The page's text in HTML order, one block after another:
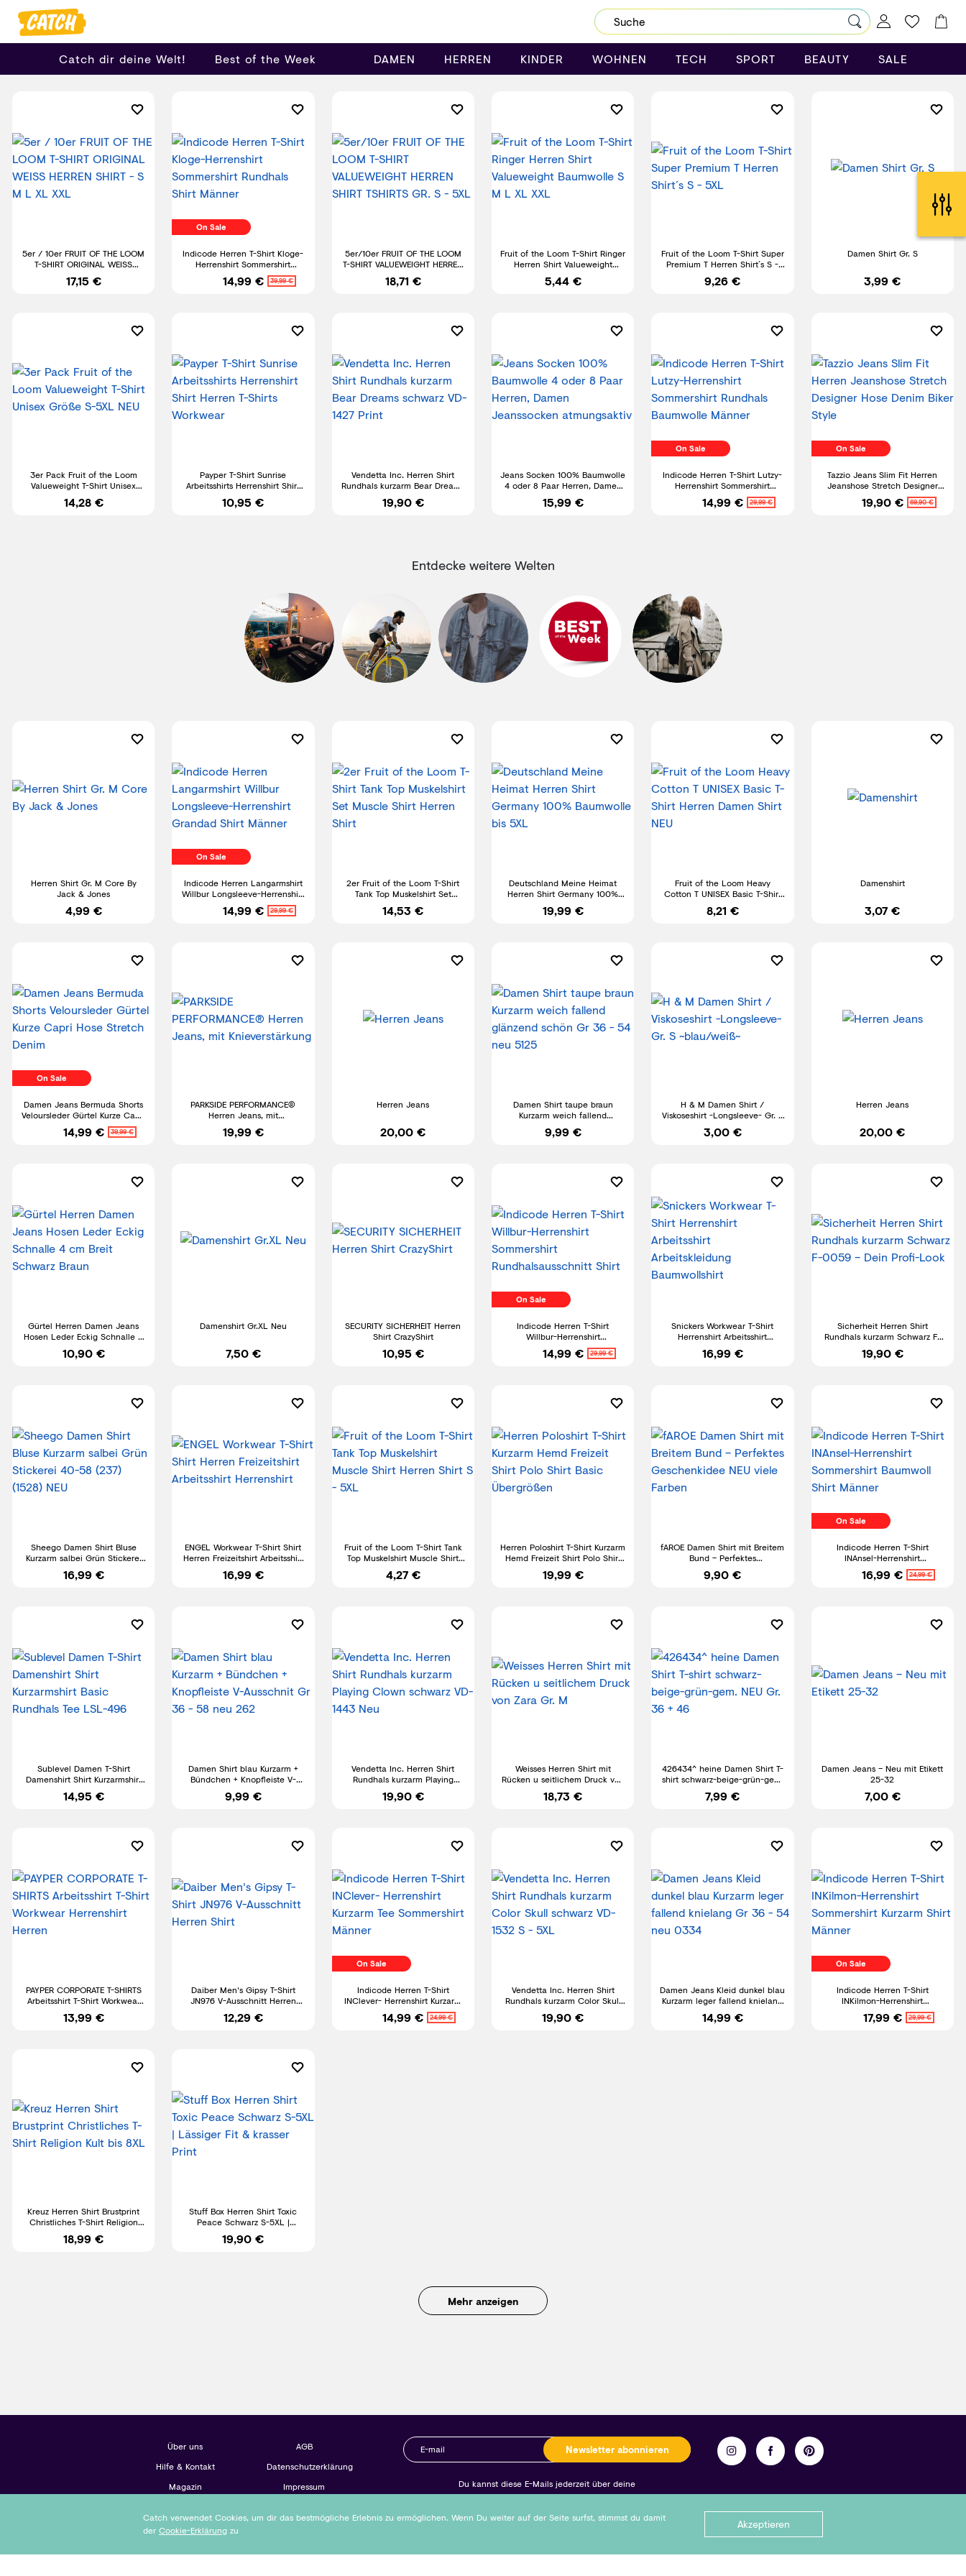
Catch dir deine Welt! Best of the Week DAMEN HERREN KINDER WOHNEN TECH SPORT BEAUTY SALE
5er / 10er FRUIT OF THE LOOM
T-SHIRT ORIGINAL WEISS
HERREN SHIRT - S M L XL XXL
17,15 €
On Sale
Indicode Herren T-Shirt Kloge-
Herrenshirt Sommershirt
Rundhals Shirt Männer
14,99 € 39,99 €
5er/10er FRUIT OF THE LOOM
T-SHIRT VALUEWEIGHT HERREN
SHIRT TSHIRTS GR. S - 5XL
18,71 €
Fruit of the Loom T-Shirt Ringer
Herren Shirt Valueweight
Baumwolle S M L XL XXL
5,44 €
Fruit of the Loom T-Shirt Super
Premium T Herren Shirt´s S -
5XL
9,26 €
Damen Shirt Gr. S
3,99 €
3er Pack Fruit of the Loom
Valueweight T-Shirt Unisex
Größe S-5XL NEU
14,28 €
Payper T-Shirt Sunrise
Arbeitsshirts Herrenshirt Shirt
Herren T-Shirts Workwear
10,95 €
Vendetta Inc. Herren Shirt
Rundhals kurzarm Bear Dreams
schwarz VD-1427 Print
19,90 €
Jeans Socken 100% Baumwolle
4 oder 8 Paar Herren, Damen
Jeanssocken atmungsaktiv
15,99 €
On Sale
Indicode Herren T-Shirt Lutzy-
Herrenshirt Sommershirt
Rundhals Baumwolle Männer
14,99 € 29,99 €
On Sale
Tazzio Jeans Slim Fit Herren
Jeanshose Stretch Designer
Hose Denim Biker Style
19,90 € 69,90 €
Entdecke weitere Welten
Herren Shirt Gr. M Core By
Jack & Jones
4,99 €
On Sale
Indicode Herren Langarmshirt
Willbur Longsleeve-Herrenshirt
Grandad Shirt Männer
14,99 € 29,99 €
2er Fruit of the Loom T-Shirt
Tank Top Muskelshirt Set
Muscle Shirt Herren Shirt
14,53 €
Deutschland Meine Heimat
Herren Shirt Germany 100%
Baumwolle bis 5XL
19,99 €
Fruit of the Loom Heavy
Cotton T UNISEX Basic T-Shirt
Herren Damen Shirt NEU
8,21 €
Damenshirt
3,07 €
On Sale
Damen Jeans Bermuda Shorts
Veloursleder Gürtel Kurze Capri
Hose Stretch Denim
14,99 € 39,99 €
PARKSIDE PERFORMANCE®
Herren Jeans, mit
Knieverstärkung
19,99 €
Herren Jeans
20,00 €
Damen Shirt taupe braun
Kurzarm weich fallend
glänzend schön Gr 36 - 54 neu
5125
9,99 €
H & M Damen Shirt /
Viskoseshirt -Longsleeve- Gr. S
~blau/weiß~
3,00 €
Herren Jeans
20,00 €
Gürtel Herren Damen Jeans
Hosen Leder Eckig Schnalle 4
cm Breit Schwarz Braun
10,90 €
Damenshirt Gr.XL Neu
7,50 €
SECURITY SICHERHEIT Herren
Shirt CrazyShirt
10,95 €
On Sale
Indicode Herren T-Shirt
Willbur-Herrenshirt
Sommershirt
Rundhalsausschnitt Shirt
14,99 € 29,99 €
Snickers Workwear T-Shirt
Herrenshirt Arbeitsshirt
Arbeitskleidung Baumwollshirt
16,99 €
Sicherheit Herren Shirt
Rundhals kurzarm Schwarz F-
0059 – Dein Profi-Look
19,90 €
Sheego Damen Shirt Bluse
Kurzarm salbei Grün Stickerei
40-58 (237) (1528) NEU
16,99 €
ENGEL Workwear T-Shirt Shirt
Herren Freizeitshirt Arbeitsshirt
Herrenshirt
16,99 €
Fruit of the Loom T-Shirt Tank
Top Muskelshirt Muscle Shirt
Herren Shirt S - 5XL
4,27 €
Herren Poloshirt T-Shirt Kurzarm
Hemd Freizeit Shirt Polo Shirt
Basic Übergrößen
19,99 €
fAROE Damen Shirt mit Breitem
Bund – Perfektes
Geschenkidee NEU viele
Farben
9,90 €
On Sale
Indicode Herren T-Shirt
INAnsel-Herrenshirt
Sommershirt Baumwoll Shirt
Männer
16,99 € 24,99 €
Sublevel Damen T-Shirt
Damenshirt Shirt Kurzarmshirt
Basic Rundhals Tee LSL-496
14,95 €
Damen Shirt blau Kurzarm +
Bündchen + Knopfleiste V-
Ausschnit Gr 36 - 58 neu 262
9,99 €
Vendetta Inc. Herren Shirt
Rundhals kurzarm Playing
Clown schwarz VD-1443 Neu
19,90 €
Weisses Herren Shirt mit
Rücken u seitlichem Druck von
Zara Gr. M
18,73 €
426434^ heine Damen Shirt T-
shirt schwarz-beige-grün-gem.
NEU Gr. 36 + 46
7,99 €
Damen Jeans – Neu mit Etikett
25-32
7,00 €
PAYPER CORPORATE T-SHIRTS
Arbeitsshirt T-Shirt Workwear
Herrenshirt Herren
13,99 €
Daiber Men's Gipsy T-Shirt
JN976 V-Ausschnitt Herren
Shirt
12,29 €
On Sale
Indicode Herren T-Shirt
INClever- Herrenshirt Kurzarm
Tee Sommershirt Männer
14,99 € 24,99 €
Vendetta Inc. Herren Shirt
Rundhals kurzarm Color Skull
schwarz VD-1532 S - 5XL
19,90 €
Damen Jeans Kleid dunkel blau
Kurzarm leger fallend knielang
Gr 36 - 54 neu 0334
14,99 €
On Sale
Indicode Herren T-Shirt
INKilmon-Herrenshirt
Sommershirt Kurzarm Shirt
Männer
17,99 € 29,99 €
Kreuz Herren Shirt Brustprint
Christliches T-Shirt Religion
Kult bis 8XL
18,99 €
Stuff Box Herren Shirt Toxic
Peace Schwarz S-5XL |
Lässiger Fit & krasser Print
19,90 €
Mehr anzeigen
Über uns
Hilfe & Kontakt
Magazin
AGB
Datenschutzerklärung
Impressum
Newsletter abonnieren
Du kannst diese E-Mails jederzeit über deine
Kontoeinstellungen oder einen Link in den E-Mails abstellen.
Catch verwendet Cookies, um dir das bestmögliche Erlebnis zu ermöglichen. Wenn Du weiter auf der Seite surfst, stimmst du damit
der Cookie-Erklärung zu Akzeptieren